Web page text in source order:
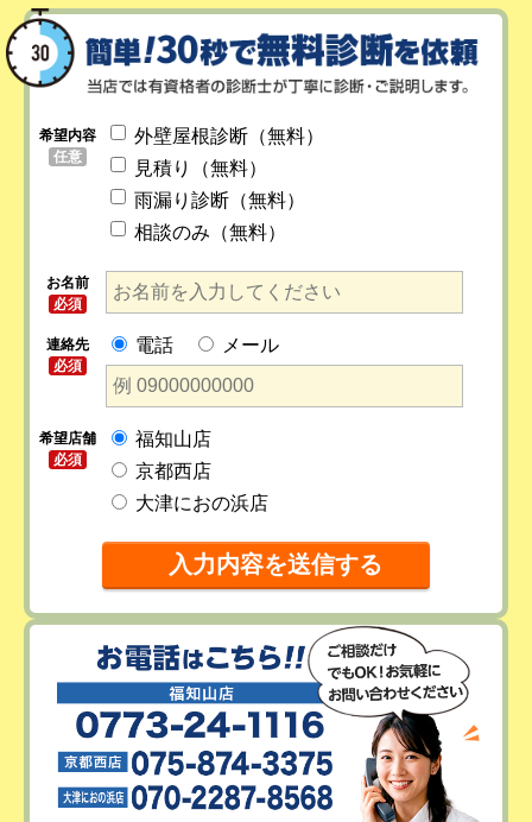
希望内容
任意
外壁屋根診断（無料）
見積り（無料）
雨漏り診断（無料）
相談のみ（無料）
お名前
必須
連絡先
必須
電話 メール
希望店舗
必須
福知山店
京都西店
大津におの浜店